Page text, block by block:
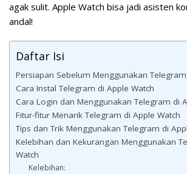
agak sulit. Apple Watch bisa jadi asisten
andal!
Daftar Isi
Persiapan Sebelum Menggunakan
Cara Instal Telegram di Apple Watch
Cara Login dan Menggunakan Telegram di
Fitur-fitur Menarik Telegram di Apple Watch
Tips dan Trik Menggunakan Telegram di
Kelebihan dan Kekurangan Menggunakan
Watch
Kelebihan: